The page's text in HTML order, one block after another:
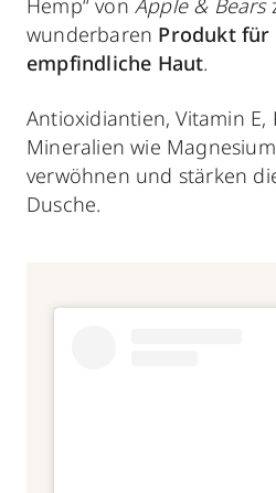
wunderbaren Produkt für
empfindliche Haut.
Antioxidiantien, Vitamin
Mineralien wie
verwöhnen und stärken
Dusche.